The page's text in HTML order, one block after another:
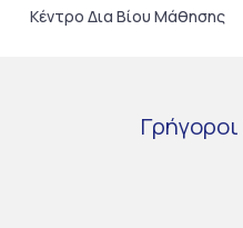
Κέντρο Δια Βίου Μάθησης
Γρήγοροι